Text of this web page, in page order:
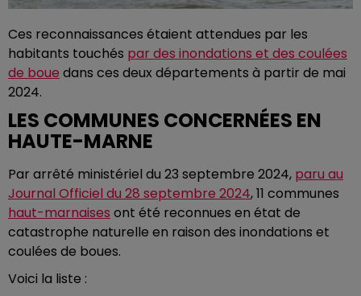
Ces reconnaissances étaient attendues par les
habitants touchés par des inondations et des coulées
de boue dans ces deux départements à partir de mai
2024.
LES COMMUNES CONCERNÉES EN
HAUTE-MARNE
Par arrêté ministériel du 23 septembre 2024, paru au
Journal Officiel du 28 septembre 2024, 11 communes
haut-marnaises ont été reconnues en état de
catastrophe naturelle en raison des inondations et
coulées de boues.
Voici la liste :